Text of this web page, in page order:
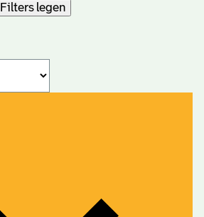
Filters legen